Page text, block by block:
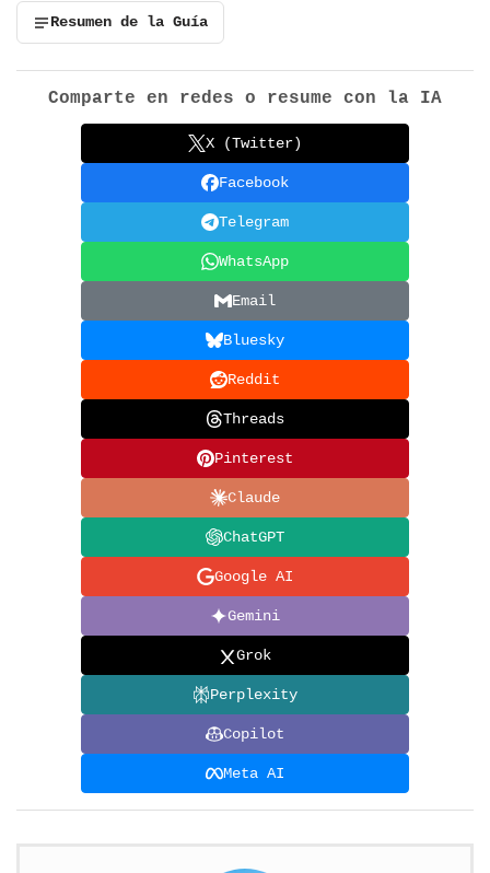
Resumen de la Guía
Comparte en redes o resume con la IA
X (Twitter)
Facebook
Telegram
WhatsApp
Email
Bluesky
Reddit
Threads
Pinterest
Claude
ChatGPT
Google AI
Gemini
Grok
Perplexity
Copilot
Meta AI